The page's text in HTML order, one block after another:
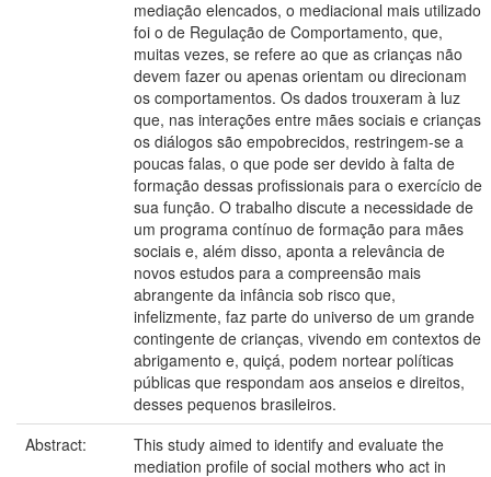
mediação elencados, o mediacional mais utilizado
foi o de Regulação de Comportamento, que,
muitas vezes, se refere ao que as crianças não
devem fazer ou apenas orientam ou direcionam
os comportamentos. Os dados trouxeram à luz
que, nas interações entre mães sociais e crianças
os diálogos são empobrecidos, restringem-se a
poucas falas, o que pode ser devido à falta de
formação dessas profissionais para o exercício de
sua função. O trabalho discute a necessidade de
um programa contínuo de formação para mães
sociais e, além disso, aponta a relevância de
novos estudos para a compreensão mais
abrangente da infância sob risco que,
infelizmente, faz parte do universo de um grande
contingente de crianças, vivendo em contextos de
abrigamento e, quiçá, podem nortear políticas
públicas que respondam aos anseios e direitos,
desses pequenos brasileiros.
Abstract:
This study aimed to identify and evaluate the
mediation profile of social mothers who act in